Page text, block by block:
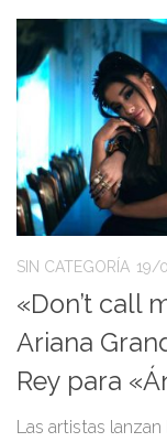
SIN CATEGORÍA 19/
«Don’t call
Ariana
Rey para
Las artistas